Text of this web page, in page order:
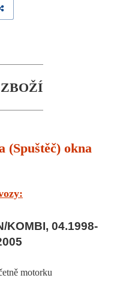
(Spuštěč) okna
KOMBI, 04.1998-
motorku